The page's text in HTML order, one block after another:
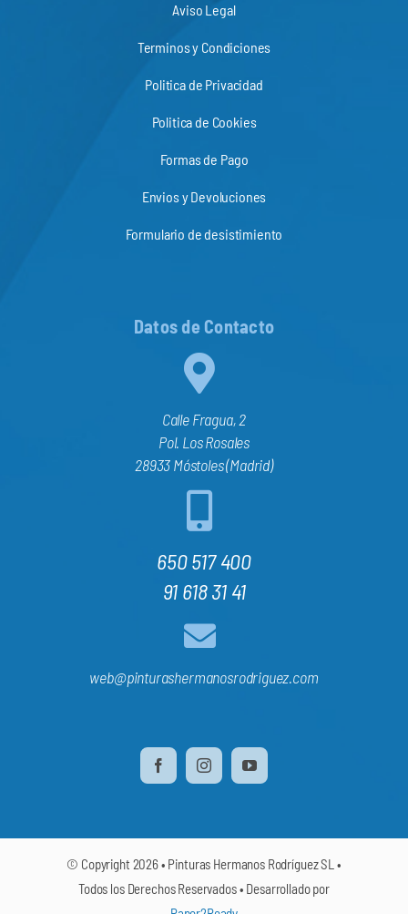
Aviso Legal
Terminos y Condiciones
Politica de Privacidad
Politica de Cookies
Formas de Pago
Envios y Devoluciones
Formulario de desistimiento
Datos de Contacto
Calle Fragua, 2
Pol. Los Rosales
28933 Móstoles (Madrid)
650 517 400
91 618 31 41
web@pinturashermanosrodriguez.com
© Copyright 2026 • Pinturas Hermanos Rodríguez SL •
Todos los Derechos Reservados • Desarrollado por